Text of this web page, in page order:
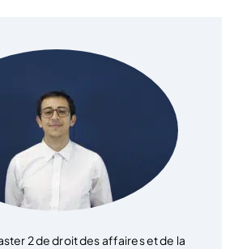
2 de droit des affaires et de la